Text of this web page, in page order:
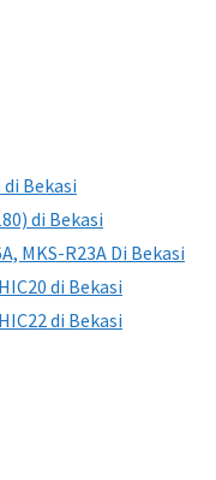
Bekasi
di Bekasi
MKS-R23A Di Bekasi
di Bekasi
di Bekasi